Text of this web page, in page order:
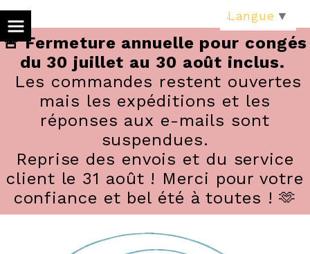
🚨 Fermeture annuelle pour congés
du 30 juillet au 30 août inclus.
Les commandes restent ouvertes
mais les expéditions et les
réponses aux e-mails sont
suspendues.
Reprise des envois et du service
client le 31 août ! Merci pour votre
confiance et bel été à toutes ! 🫶
Langue ▼